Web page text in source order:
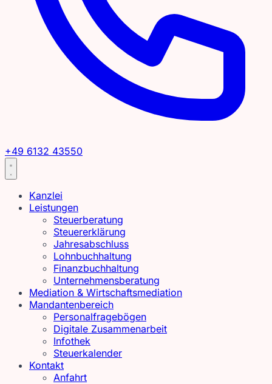
+49 6132 43550
Kanzlei
Leistungen
Steuerberatung
Steuererklärung
Jahresabschluss
Lohnbuchhaltung
Finanzbuchhaltung
Unternehmensberatung
Mediation & Wirtschaftsmediation
Mandantenbereich
Personalfragebögen
Digitale Zusammenarbeit
Infothek
Steuerkalender
Kontakt
Anfahrt